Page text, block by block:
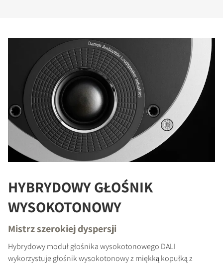
HYBRYDOWY GŁOŚNIK
WYSOKOTONOWY
Mistrz szerokiej dyspersji
Hybrydowy moduł głośnika wysokotonowego DALI
wykorzystuje głośnik wysokotonowy z miękką kopułką z